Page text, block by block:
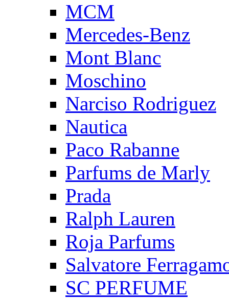
MCM
Mercedes-Benz
Mont Blanc
Moschino
Narciso Rodriguez
Nautica
Paco Rabanne
Parfums de Marly
Prada
Ralph Lauren
Roja Parfums
Salvatore
SC PERFUME